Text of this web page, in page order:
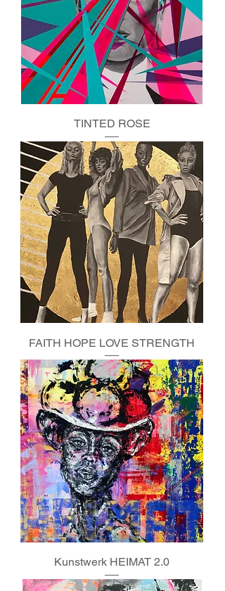
TINTED ROSE
FAITH HOPE LOVE STRENGTH
Kunstwerk HEIMAT 2.0